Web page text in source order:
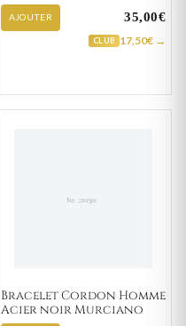
AJOUTER 35,00€
CLUB 17,50€ →
Bracelet Cordon Homme
Acier noir Murciano